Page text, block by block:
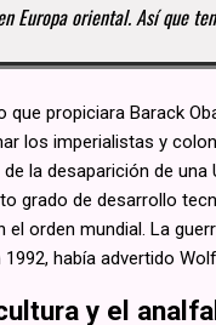
Europa oriental. Así que
que propiciara Barack
los imperialistas y
la desaparición de
grado de desarrollo
orden mundial. La
había advertido
y el